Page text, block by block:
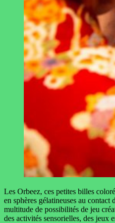
Les Orbeez, ces petites billes
en sphères gélatineuses au contact
multitude de possibilités de jeu
des activités sensorielles, des jeux